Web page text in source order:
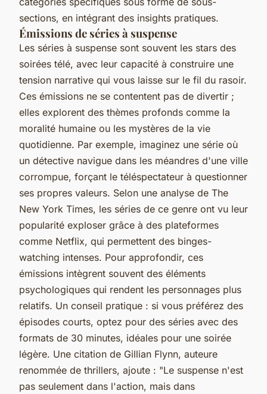
sections, en intégrant des insights pratiques.
Émissions de séries à suspense
Les séries à suspense sont souvent les stars des
soirées télé, avec leur capacité à construire une
tension narrative qui vous laisse sur le fil du rasoir.
Ces émissions ne se contentent pas de divertir ;
elles explorent des thèmes profonds comme la
moralité humaine ou les mystères de la vie
quotidienne. Par exemple, imaginez une série où
un détective navigue dans les méandres d'une ville
corrompue, forçant le téléspectateur à questionner
ses propres valeurs. Selon une analyse de The
New York Times, les séries de ce genre ont vu leur
popularité exploser grâce à des plateformes
comme Netflix, qui permettent des binges-
watching intenses. Pour approfondir, ces
émissions intègrent souvent des éléments
psychologiques qui rendent les personnages plus
relatifs. Un conseil pratique : si vous préférez des
épisodes courts, optez pour des séries avec des
formats de 30 minutes, idéales pour une soirée
légère. Une citation de Gillian Flynn, auteure
renommée de thrillers, ajoute : "Le suspense n'est
pas seulement dans l'action, mais dans